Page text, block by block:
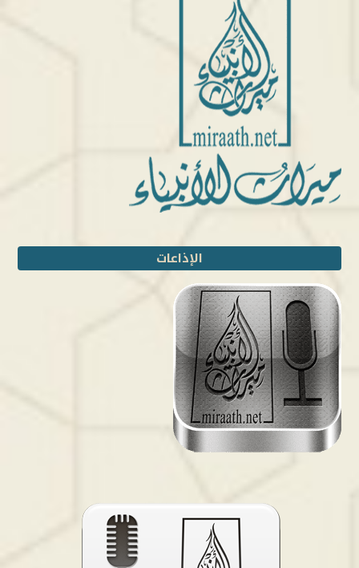
الإذاعات